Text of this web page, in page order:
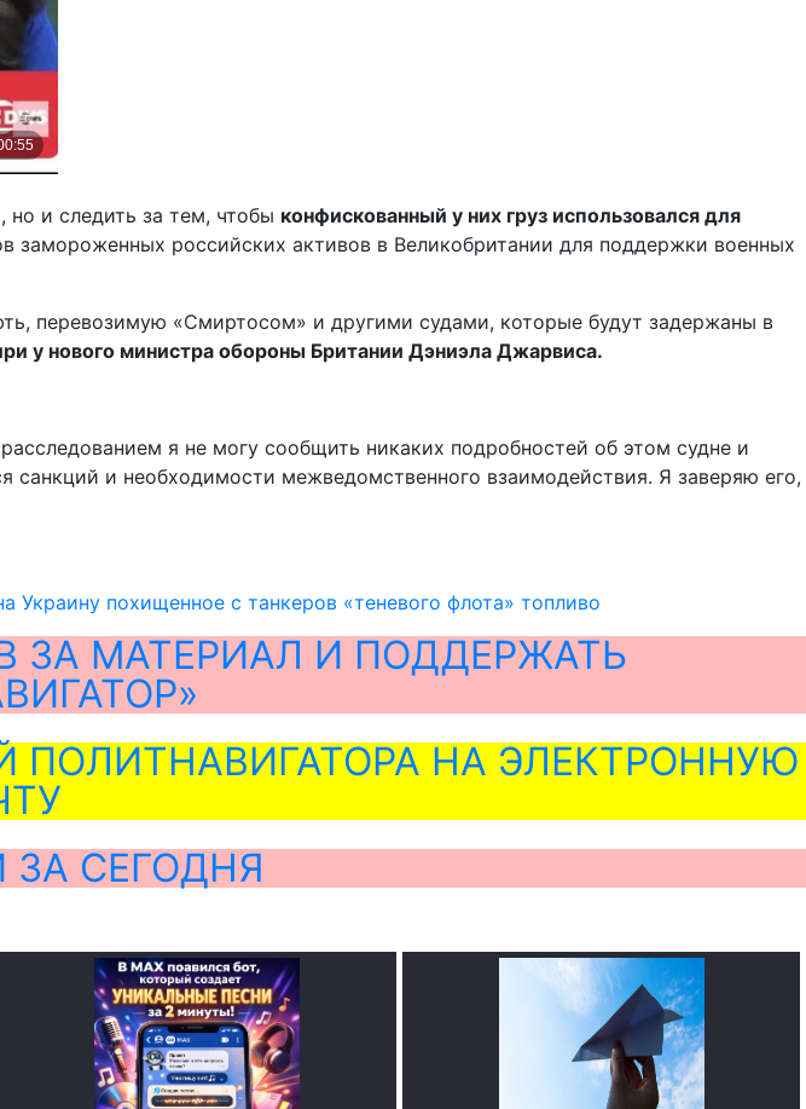
и следить за тем, чтобы конфискованный у них груз использовался для
замороженных российских активов в Великобритании для поддержки военных
перевозимую «Смиртосом» и другими судами, которые будут задержаны в
у нового министра обороны Британии Дэниэла Джарвиса.
я не могу сообщить никаких подробностей об этом судне и
и необходимости межведомственного взаимодействия. Я заверяю его,
Украину похищенное с танкеров «теневого флота» топливо
ЗА МАТЕРИАЛ И ПОДДЕРЖАТЬ
НА ЭЛЕКТРОННУЮ
СЕГОДНЯ